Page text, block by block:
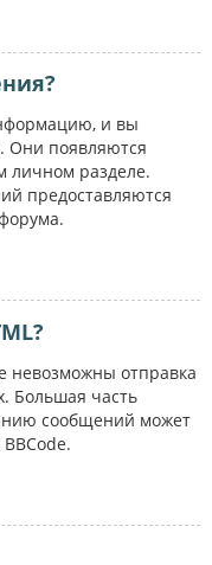
и вы
Они появляются
личном разделе.
предоставляются
невозможны отправка
Большая часть
сообщений может